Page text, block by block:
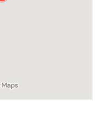
over de Nijlvallei
reisgids Oeganda